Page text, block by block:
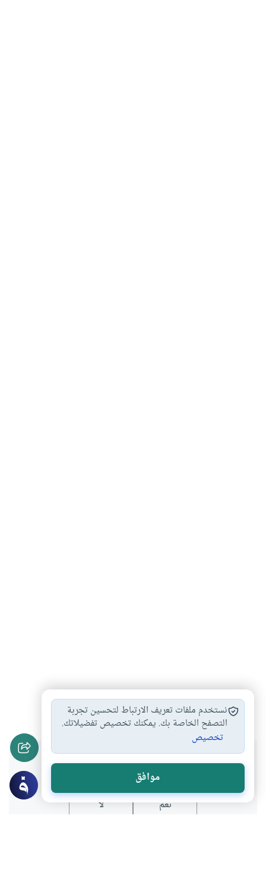
صور التعاون #الأمة الإسلامية #العبادة الأخوة
هل انتفعت بهذا المحتوى؟
نعم لا
نستخدم ملفات تعريف الارتباط لتحسين تجربة
التصفح الخاصة بك. يمكنك تخصيص تفضيلاتك.
تخصيص
موافق